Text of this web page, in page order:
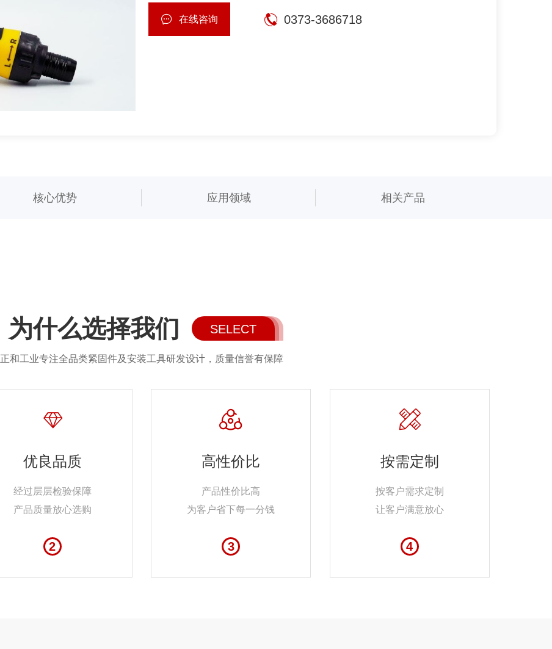
在线咨询 0373-3686718
核心优势 应用领域 相关产品
为什么选择我们 SELECT
正和工业专注全品类紧固件及安装工具研发设计，质量信誉有保障
优良品质
经过层层检验保障
产品质量放心选购
2
高性价比
产品性价比高
为客户省下每一分钱
3
按需定制
按客户需求定制
让客户满意放心
4